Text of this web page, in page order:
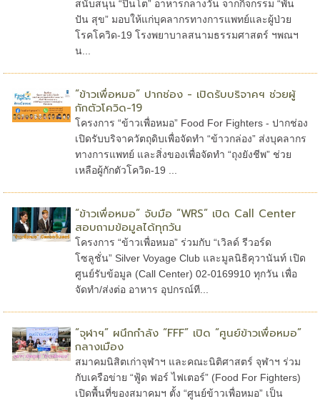
สนับสนุน “ปิ่นโต” อาหารกลางวัน จากกิจกรรม “พัน
ปัน สุข” มอบให้แก่บุคลากรทางการแพทย์และผู้ป่วย
โรคโควิด-19 โรงพยาบาลสนามธรรมศาสตร์ ฯพณฯ
น...
“ข้าวเพื่อหมอ” ปากช่อง - เปิดรับบริจาคฯ ช่วยผู้
กักตัวโควิด-19
โครงการ “ข้าวเพื่อหมอ” Food For Fighters - ปากช่อง
เปิดรับบริจาควัตถุดิบเพื่อจัดทำ “ข้าวกล่อง” ส่งบุคลากร
ทางการแพทย์ และสิ่งของเพื่อจัดทำ “ถุงยังชีพ” ช่วย
เหลือผู้กักตัวโควิด-19 ...
“ข้าวเพื่อหมอ” จับมือ “WRS” เปิด Call Center
สอบถามข้อมูลได้ทุกวัน
โครงการ “ข้าวเพื่อหมอ” ร่วมกับ “เวิลด์ รีวอร์ด
โซลูชั่น” Silver Voyage Club และมูลนิธิคุวานันท์ เปิด
ศูนย์รับข้อมูล (Call Center) 02-0169910 ทุกวัน เพื่อ
จัดทำ/ส่งต่อ อาหาร อุปกรณ์ที...
“จุฬาฯ” ผนึกกำลัง “FFF” เปิด “ศูนย์ข้าวเพื่อหมอ”
กลางเมือง
สมาคมนิสิตเก่าจุฬาฯ และคณะนิติศาสตร์ จุฬาฯ ร่วม
กับเครือข่าย “ฟู้ด ฟอร์ ไฟเตอร์” (Food For Fighters)
เปิดพื้นที่ของสมาคมฯ ตั้ง “ศูนย์ข้าวเพื่อหมอ” เป็น